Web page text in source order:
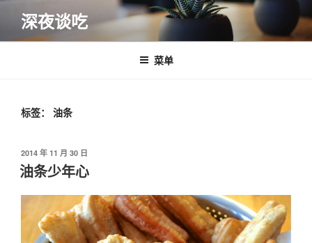
内
深夜谈吃
菜单
标签： 油条
发
布
于
2014 年 11 月 30 日
油条少年心